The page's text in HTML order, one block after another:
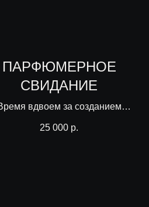
ПАРФЮМЕРНОЕ
СВИДАНИЕ
вдвоем за созданием
25 000 р.